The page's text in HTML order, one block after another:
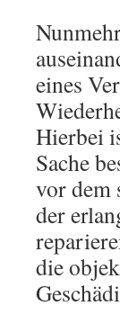
eines
Hierbei
Sache
vor dem
der
die